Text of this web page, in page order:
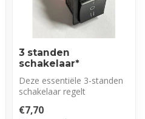
3 standen
schakelaar*
Deze essentiële 3-standen
schakelaar regelt
uw ventila...
€7,70